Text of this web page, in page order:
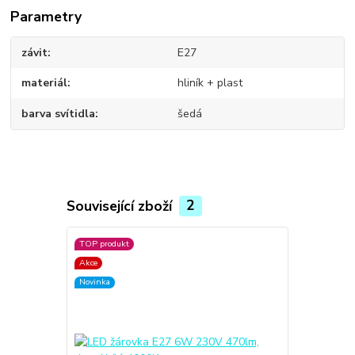
Parametry
závit E27
materiál hliník + plast
barva svítidla šedá
Související zboží 2
TOP produkt
Akce
Novinka